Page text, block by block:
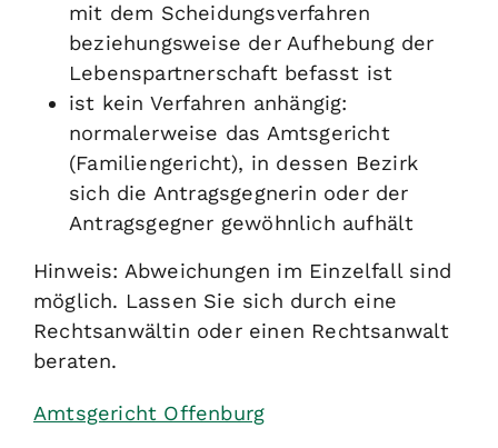
mit dem Scheidungsverfahren
beziehungsweise der Aufhebung der
Lebenspartnerschaft befasst ist
ist kein Verfahren anhängig:
normalerweise das Amtsgericht
(Familiengericht), in dessen Bezirk
sich die Antragsgegnerin oder der
Antragsgegner gewöhnlich aufhält
Hinweis: Abweichungen im Einzelfall sind
möglich. Lassen Sie sich durch eine
Rechtsanwältin oder einen Rechtsanwalt
beraten.
Amtsgericht Offenburg